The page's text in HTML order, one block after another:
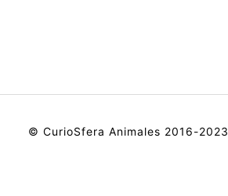
© CurioSfera Animales 2016-2023